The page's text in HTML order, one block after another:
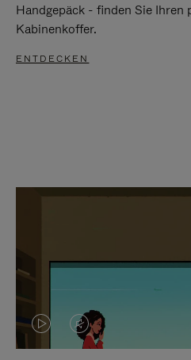
Handgepäck - finden Sie Ihren
Kabinenkoffer.
ENTDECKEN
DASVIDEO